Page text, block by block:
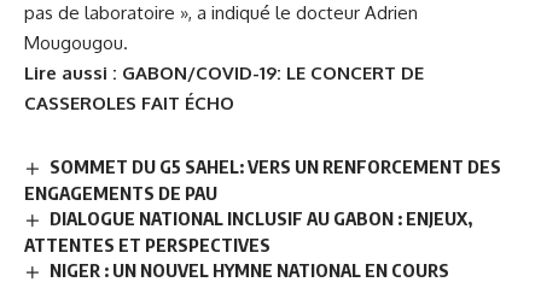
pas de laboratoire », a indiqué le docteur Adrien
Mougougou.
Lire aussi : GABON/COVID-19: LE CONCERT DE
CASSEROLES FAIT ÉCHO
SOMMET DU G5 SAHEL: VERS UN RENFORCEMENT DES
ENGAGEMENTS DE PAU
DIALOGUE NATIONAL INCLUSIF AU GABON : ENJEUX,
ATTENTES ET PERSPECTIVES
NIGER : UN NOUVEL HYMNE NATIONAL EN COURS